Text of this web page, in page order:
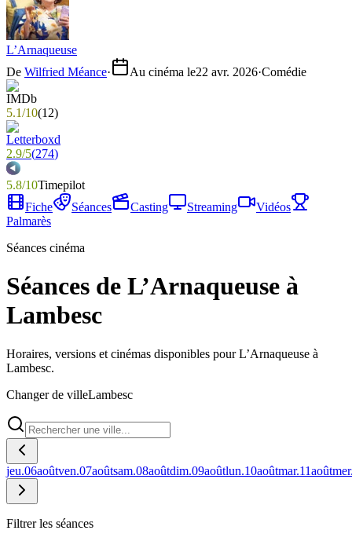
L’Arnaqueuse
De Wilfried Méance· Au cinéma le22 avr. 2026·Comédie
5.1/10(12)
2.9/5(274)
5.8/10Timepilot
Fiche
Séances Casting Streaming
Vidéos
Palmarès
Séances cinéma
Séances de L’Arnaqueuse à
Lambesc
Horaires, versions et cinémas disponibles pour L’Arnaqueuse à
Lambesc.
Changer de villeLambesc
jeu.06aoûtven.07aoûtsam.08aoûtdim.09aoûtlun.10aoûtmar.11août
Filtrer les séances